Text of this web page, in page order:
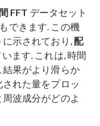
FFT データセット
できます. この機
に示されており,配
ます. これは, 時間
果がより滑らか
れた量をプロッ
波成分がどのよ